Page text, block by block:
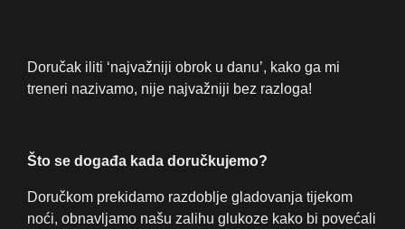
Doručak iliti ‘najvažniji obrok u danu’, kako ga mi
treneri nazivamo, nije najvažniji bez razloga!
Što se događa kada doručkujemo?
Doručkom prekidamo razdoblje gladovanja tijekom
noći, obnavljamo našu zalihu glukoze kako bi povećali